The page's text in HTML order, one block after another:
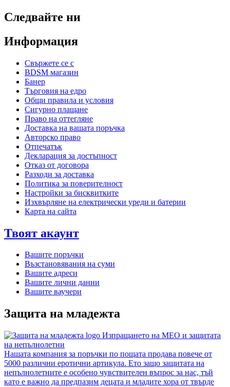
Следвайте ни
Информация
Свържете се с
BDSM магазин
Банер
Търговия на едро
Общи правила и условия
Сигурно плащане
Право на оттегляне
Доставка на вашата поръчка
Авторско право
Отпечатък
Декларация за достъпност
Отказ от договора
Разходи за доставка
Политика за поверителност
Настройки за бисквитките
Изхвърляне на електрически уреди и батерии
Карта на сайта
Твоят акаунт
Вашите поръчки
Възстановявания на суми
Вашите адреси
Вашите лични данни
Вашите ваучери
Защита на младежта
Изпращането на MEO и защитата
на непълнолетни
Нашата компания за поръчки по пощата продава повече от
5000 различни еротични артикула. Ето защо защитата на
непълнолетните е особено чувствителен въпрос за нас, тъй
като е важно да предпазим децата и младите хора от твърде